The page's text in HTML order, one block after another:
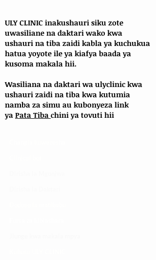
ULY CLINIC inakushauri siku zote
uwasiliane na daktari wako kwa
ushauri na tiba zaidi kabla ya kuchukua
hatua yoyote ile ya kiafya baada ya
kusoma makala hii.
Wasiliana na daktari wa ulyclinic kwa
ushauri zaidi na tiba kwa kutumia
namba za simu au kubonyeza link
ya Pata Tiba chini ya tovuti hii